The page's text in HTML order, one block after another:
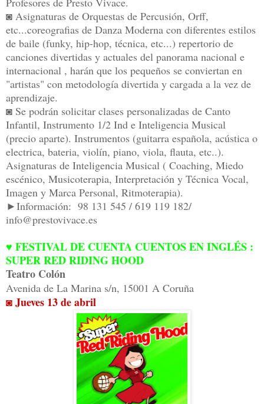
◙ Asignaturas de Orquestas de Percusión, Orff,
etc...coreografias de Danza Moderna con diferentes estilos
de baile (funky, hip-hop, técnica, etc...) repertorio de
canciones divertidas y actuales del panorama nacional e
internacional , harán que los pequeños se conviertan en
"artistas" con metodología divertida y cargada a la vez de
aprendizaje.
◙ Se podrán solicitar clases personalizadas de Canto
Infantil, Instrumento 1/2 Ind e Inteligencia Musical
(precio aparte). Instrumentos (guitarra española, acústica o
electrica, bateria, violín, piano, viola, flauta, etc..).
Asignaturas de Inteligencia Musical ( Coaching, Miedo
escénico, Musicoterapia, Interpretación y Técnica Vocal,
Imagen y Marca Personal, Ritmoterapia).
►Información: 98 131 545 / 619 119 182/
info@prestovivace.es
♥ FESTIVAL DE CUENTA CUENTOS EN INGLÉS :
SUPER RED RIDING HOOD
Teatro Colón
Avenida de La Marina s/n, 15001 A Coruña
◙ Jueves 13 de abril